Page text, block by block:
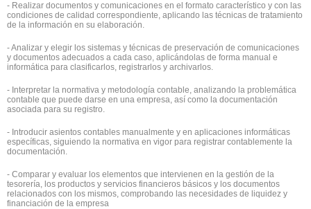
- Realizar documentos y comunicaciones en el formato característico y con las
condiciones de calidad correspondiente, aplicando las técnicas de tratamiento
de la información en su elaboración.
- Analizar y elegir los sistemas y técnicas de preservación de comunicaciones
y documentos adecuados a cada caso, aplicándolas de forma manual e
informática para clasificarlos, registrarlos y archivarlos.
- Interpretar la normativa y metodología contable, analizando la problemática
contable que puede darse en una empresa, así como la documentación
asociada para su registro.
- Introducir asientos contables manualmente y en aplicaciones informáticas
específicas, siguiendo la normativa en vigor para registrar contablemente la
documentación.
- Comparar y evaluar los elementos que intervienen en la gestión de la
tesorería, los productos y servicios financieros básicos y los documentos
relacionados con los mismos, comprobando las necesidades de liquidez y
financiación de la empresa